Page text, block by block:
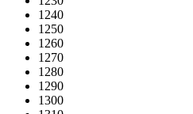
1240
1250
1260
1270
1280
1290
1300